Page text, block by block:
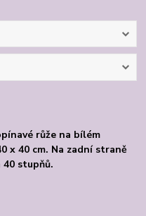
růže na bílém
x 40 cm. Na zadní straně
stupňů.